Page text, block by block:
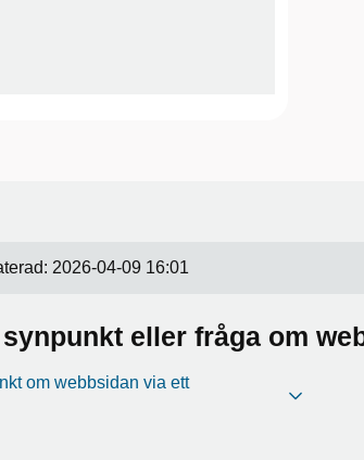
2026-04-09 16:01
eller fråga om
om webbsidan via ett